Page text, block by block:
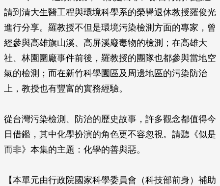
請到清大生醫工程與環境科學系的榮譽退休教授羅俊光
進行分享。羅教授不但是環境污染檢測方面的專家，曾
經參與高雄旗山溪、高屏溪廢毒物的檢測；在高雄大
社、林園圍廠事件前後，羅教授的團隊也都參與當地空
氣的檢測；而在新竹科學園區及周邊地區的污染防治
上，教授也有豐富的實務經驗。
從台灣污染檢測、防治的歷史故事，許多觀念都值得今
日借鑑，其中化學扮演的角色更不容忽視。請聽《似是
而非》本集的主題：化學的善與惡。
【本單元由行政院國家科學委員會（科技部前身）補助